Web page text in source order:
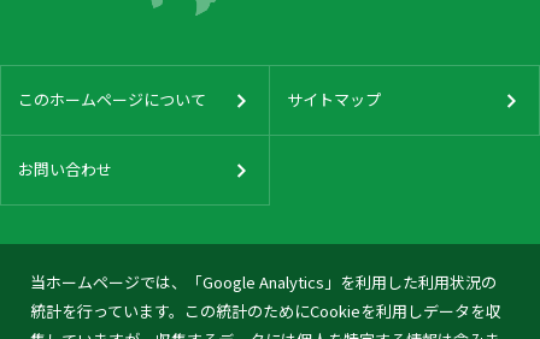
当ホームページでは、「Google Analytics」を利用した利用状況の
統計を行っています。この統計のためにCookieを利用しデータを収
このホームページについて サイトマップ
お問い合わせ